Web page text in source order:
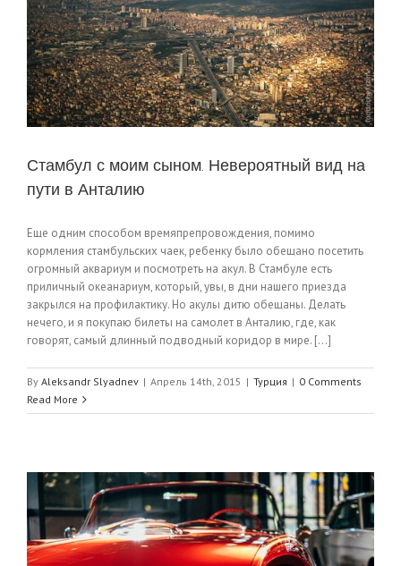
Стамбул с моим сыном. Невероятный вид на
пути в Анталию
Еще одним способом времяпрепровождения, помимо
кормления стамбульских чаек, ребенку было обещано посетить
огромный аквариум и посмотреть на акул. В Стамбуле есть
приличный океанариум, который, увы, в дни нашего приезда
закрылся на профилактику. Но акулы дитю обещаны. Делать
нечего, и я покупаю билеты на самолет в Анталию, где, как
говорят, самый длинный подводный коридор в мире. [...]
By Aleksandr Slyadnev | Апрель 14th, 2015 | Турция | 0 Comments
Read More